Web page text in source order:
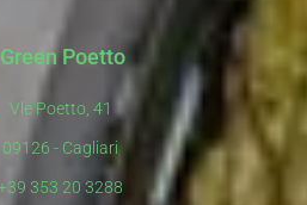
Poetto
Vle Poetto, 41
09126 - Cagliari
353 20 3288